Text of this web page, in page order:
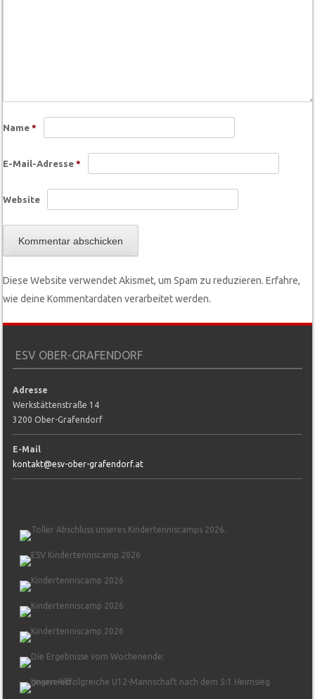
Name*
E-Mail-Adresse*
Website
Diese Website verwendet Akismet, um Spam zu reduzieren.Erfahre,
wie deine Kommentardaten verarbeitet werden.
ESV OBER-GRAFENDORF
Adresse
Werkstättenstraße 14
3200 Ober-Grafendorf
E-Mail
kontakt@esv-ober-grafendorf.at